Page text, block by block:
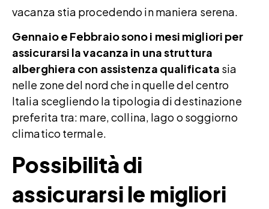
vacanza stia procedendo in maniera serena.
Gennaio e Febbraio sono i mesi migliori per
assicurarsi la vacanza in una struttura
alberghiera con assistenza qualificata sia
nelle zone del nord che in quelle del centro
Italia scegliendo la tipologia di destinazione
preferita tra: mare, collina, lago o soggiorno
climatico termale.
Possibilità di
assicurarsi le migliori